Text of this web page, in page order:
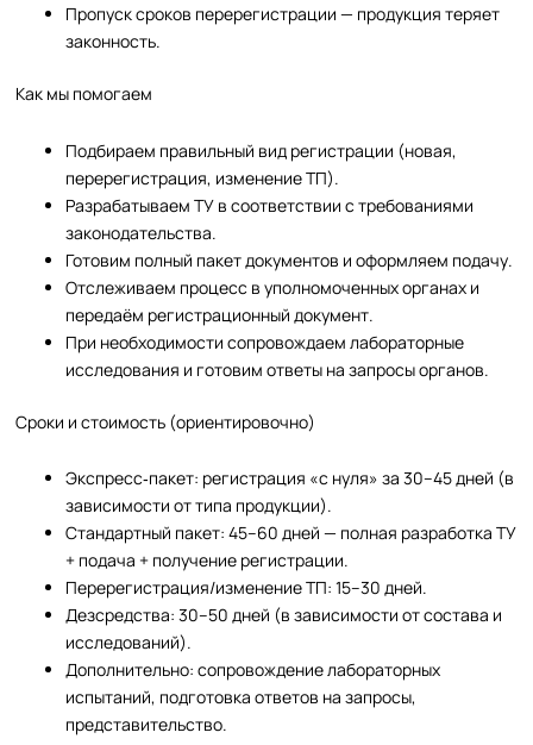
Пропуск сроков перерегистрации — продукция теряет
законность.
Как мы помогаем
Подбираем правильный вид регистрации (новая,
перерегистрация, изменение ТП).
Разрабатываем ТУ в соответствии с требованиями
законодательства.
Готовим полный пакет документов и оформляем подачу.
Отслеживаем процесс в уполномоченных органах и
передаём регистрационный документ.
При необходимости сопровождаем лабораторные
исследования и готовим ответы на запросы органов.
Сроки и стоимость (ориентировочно)
Экспресс‑пакет: регистрация «с нуля» за 30–45 дней (в
зависимости от типа продукции).
Стандартный пакет: 45–60 дней — полная разработка ТУ
+ подача + получение регистрации.
Перерегистрация/изменение ТП: 15–30 дней.
Дезсредства: 30–50 дней (в зависимости от состава и
исследований).
Дополнительно: сопровождение лабораторных
испытаний, подготовка ответов на запросы,
представительство.